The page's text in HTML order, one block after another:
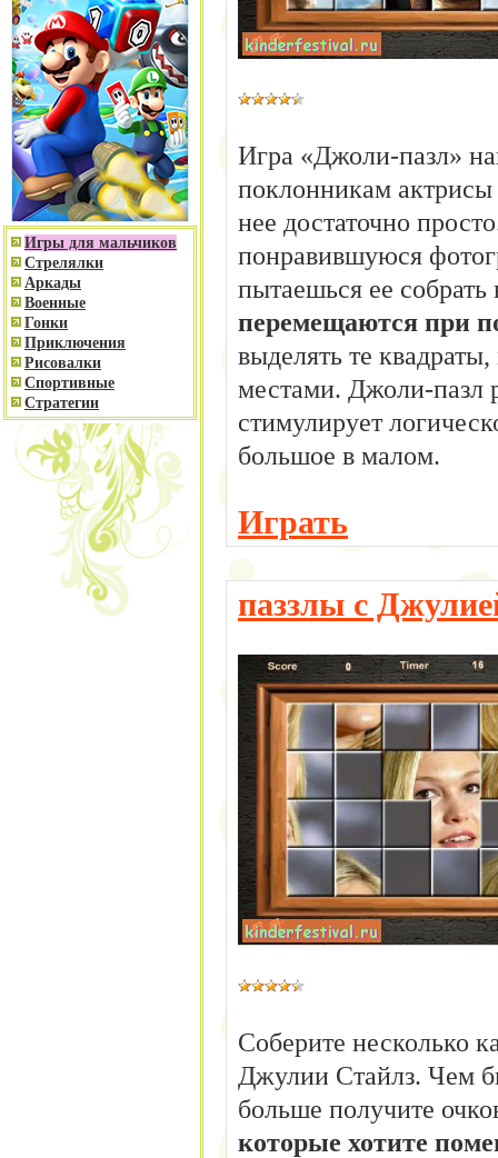
Игры для мальчиков
Стрелялки
Аркады
Военные
Гонки
Приключения
Рисовалки
Спортивные
Стратегии
Игра «Джоли-пазл»
поклонникам
нее достаточно
понравившуюся
пытаешься ее
перемещаются при
выделять те
местами. Джоли-пазл
стимулирует
большое в малом.
Играть
паззлы с
Соберите несколько
Джулии Стайлз. Чем
больше получите
которые хотите